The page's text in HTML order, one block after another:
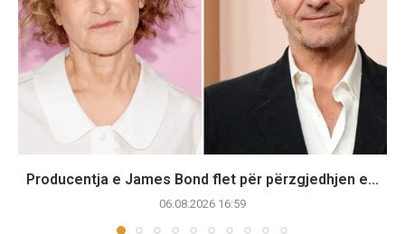
Producentja e James Bond flet për përzgjedhjen e...
06.08.2026 16:59